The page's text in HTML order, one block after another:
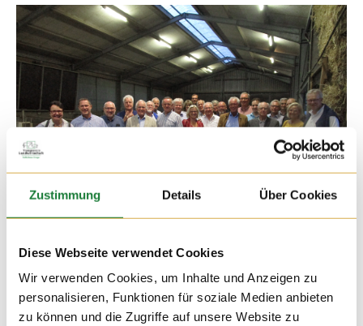
Zustimmung Details Über Cookies
Diese Webseite verwendet Cookies
Wir verwenden Cookies, um Inhalte und Anzeigen zu
personalisieren, Funktionen für soziale Medien anbieten
zu können und die Zugriffe auf unsere Website zu
04. SEP 2018
Der Rotary-Club besuchte uns im Rahmen ihrer regelmäßigen